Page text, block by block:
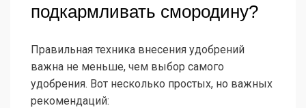
подкармливать смородину?
Правильная техника внесения удобрений
важна не меньше, чем выбор самого
удобрения. Вот несколько простых, но важных
рекомендаций: